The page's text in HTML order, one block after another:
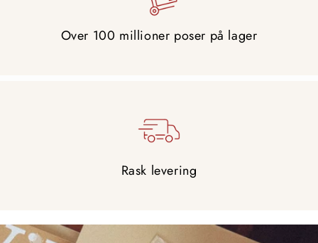
Over 100 millioner poser på lager
Rask levering